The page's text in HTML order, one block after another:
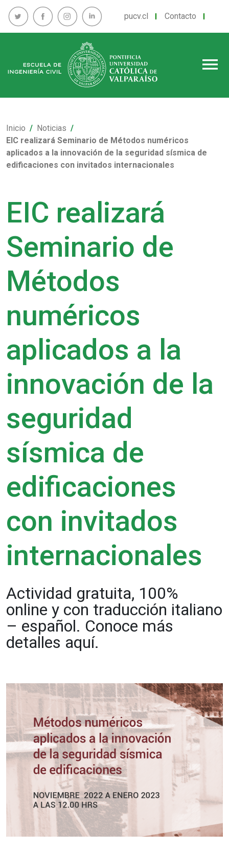
pucv.cl Contacto
menu
Inicio
Noticias
EIC realizará Seminario de Métodos numéricos
aplicados a la innovación de la seguridad sísmica de
edificaciones con invitados internacionales
EIC realizará
Seminario de
Métodos
numéricos
aplicados a la
innovación de la
seguridad
sísmica de
edificaciones
con invitados
internacionales
Actividad gratuita, 100%
online y con traducción italiano
– español. Conoce más
detalles aquí.